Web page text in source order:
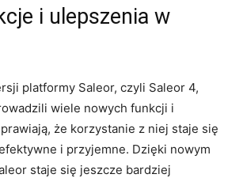
i‌ ulepszenia ‍w
platformy Saleor, czyli Saleor ⁢4,
wiele nowych ⁣funkcji i
że korzystanie z ‌niej staje się
i przyjemne.⁤ Dzięki nowym
staje się jeszcze‍ bardziej